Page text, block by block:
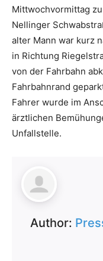
Mittwochvormittag
Nellinger
alter Mann war kurz
in Richtung
von der Fahrbahn
Fahrbahnrand
Fahrer wurde im
ärztlichen
Unfallstelle.
Author: